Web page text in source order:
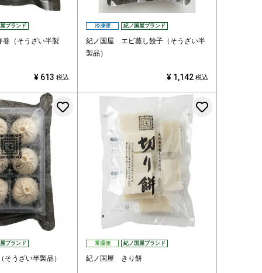
ブランド
（そうざい半製
¥ 613 税込
冷凍便 紀ノ国屋ブランド
紀ノ国屋 エビ蒸し餃子（そうざい半
製品）
¥ 1,142 税込
ブランド
そうざい半製品）
常温便 紀ノ国屋ブランド
紀ノ国屋 きり餅